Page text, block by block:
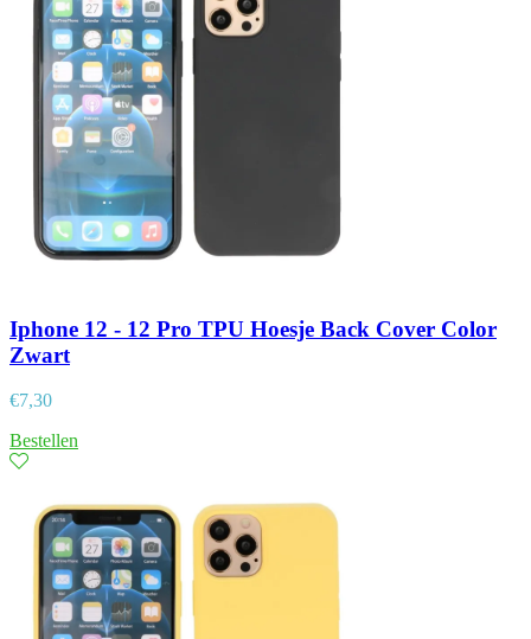
Iphone 12 - 12 Pro TPU Hoesje Back Cover Color
Zwart
€7,30
Bestellen